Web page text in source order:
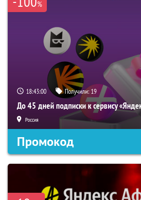
%
18:43:00 Получили: 19
До 45 дней подписки к сервису
Россия
Промокод